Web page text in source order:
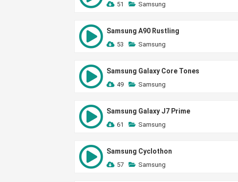
51 Samsung
Samsung A90 Rustling
53 Samsung
Samsung Galaxy Core Tones
49 Samsung
Samsung Galaxy J7 Prime
61 Samsung
Samsung Cyclothon
57 Samsung